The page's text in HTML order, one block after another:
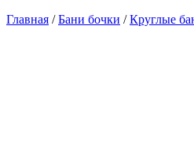
Главная /Бани бочки /Круглые